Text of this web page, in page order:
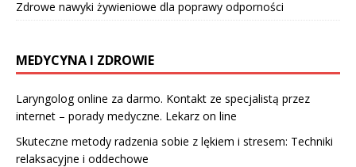
Zdrowe nawyki żywieniowe dla poprawy odporności
MEDYCYNA I ZDROWIE
Laryngolog online za darmo. Kontakt ze specjalistą przez
internet – porady medyczne. Lekarz on line
Skuteczne metody radzenia sobie z lękiem i stresem: Techniki
relaksacyjne i oddechowe